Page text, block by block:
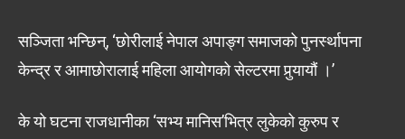
सञ्जिता भन्छिन्, ‘छोरीलाई नेपाल अपाङ्ग समाजको पुनर्स्थापना
केन्द्र र आमाछोरालाई महिला आयोगको सेल्टरमा पुर्‍यायौं ।’
के यो घटना राजधानीका ‘सभ्य मानिस’भित्र लुकेको कुरुप र